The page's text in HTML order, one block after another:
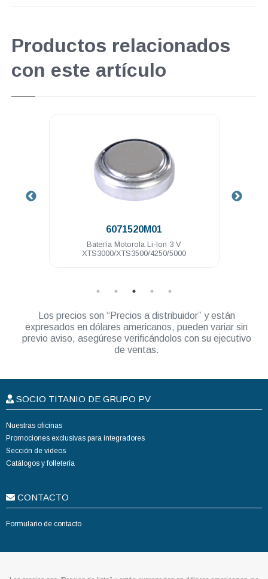
Productos relacionados
con este artículo
6071520M01
Batería Motorola Li-Ion 3 V
XTS3000/XTS3500/4250/5000
Los precios son “Precios a distribuidor” y están
expresados en dólares americanos, pueden variar sin
previo aviso, asegúrese verificándolos con su ejecutivo
de ventas.
SOCIO TITANIO DE GRUPO PV
Nuestras oficinas
Promociones exclusivas para integradores
Sección de videos
Catálogos y folletería
CONTACTO
Formulario de contacto